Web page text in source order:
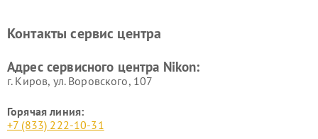
Контакты сервис центра
Адрес сервисного центра Nikon:
г. Киров, ул. Воровского, 107
Горячая линия:
+7 (833) 222-10-31